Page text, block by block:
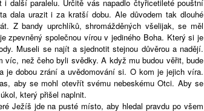
i další paralelu. Určitě vás napadlo čtyřicetileté pouštní
dala urazit i za kratší dobu. Ale důvodem tak dlouhé
Z bandy uprchlíků, shromážděných všelijak, se měl
zpevněný společnou vírou v jediného Boha. Který si je
Museli se najít a sjednotit stejnou důvěrou a nadějí.
víc, než čeho byli svědky. A když mu budou věřit, bude
je dobou zrání a uvědomování si. O kom je jejich víra.
aby se mohl otevřít svému nebeskému Otci. Aby se
který přišel naplnit.
Ježíš jde na pusté místo, aby hledal pravdu po všem